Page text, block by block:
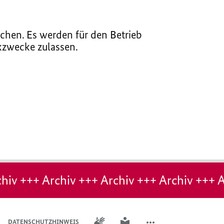
Es werden für den Betrieb
zulassen.
+++ Archiv +++ Archiv +++ Archiv
DATENSCHUTZHINWEIS GEBÄRDENSPRACHE
LEICHTE SPRACHE